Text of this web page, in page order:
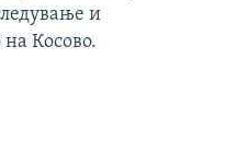
и
Косово.